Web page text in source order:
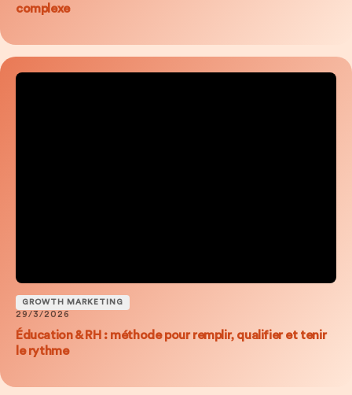
complexe
GROWTH MARKETING
29/3/2026
Éducation & RH : méthode pour remplir, qualifier et tenir
le rythme